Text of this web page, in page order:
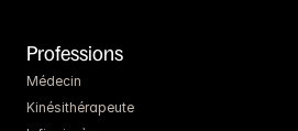
Professions
Médecin
Kinésithérapeute